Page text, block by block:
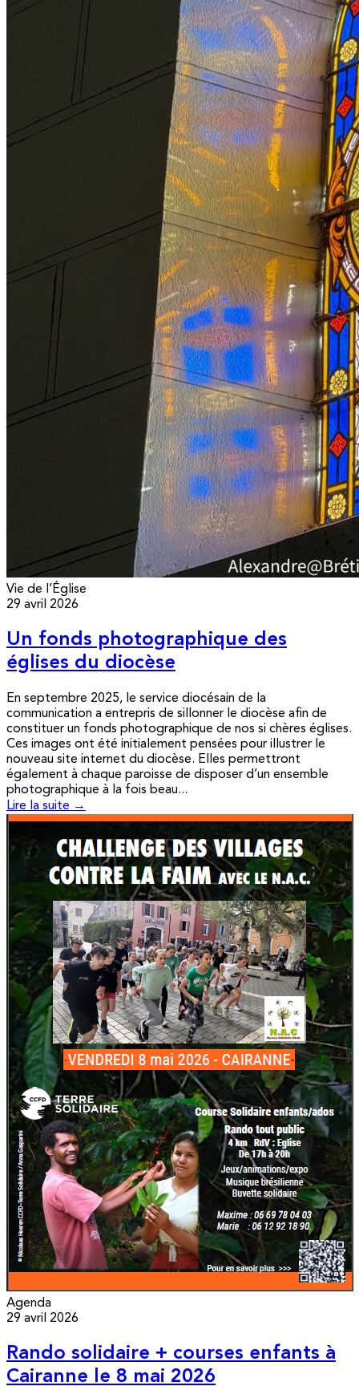
Vie de l’Église
29 avril 2026
Un fonds photographique des
églises du diocèse
En septembre 2025, le service diocésain de la
communication a entrepris de sillonner le diocèse afin de
constituer un fonds photographique de nos si chères églises.
Ces images ont été initialement pensées pour illustrer le
nouveau site internet du diocèse. Elles permettront
également à chaque paroisse de disposer d’un ensemble
photographique à la fois beau...
Lire la suite →
Agenda
29 avril 2026
Rando solidaire + courses enfants à
Cairanne le 8 mai 2026